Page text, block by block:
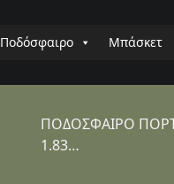
Ποδόσφαιρο Μπάσκετ
ΠΟΔΟΣΦΑΙΡΟ
1.83…